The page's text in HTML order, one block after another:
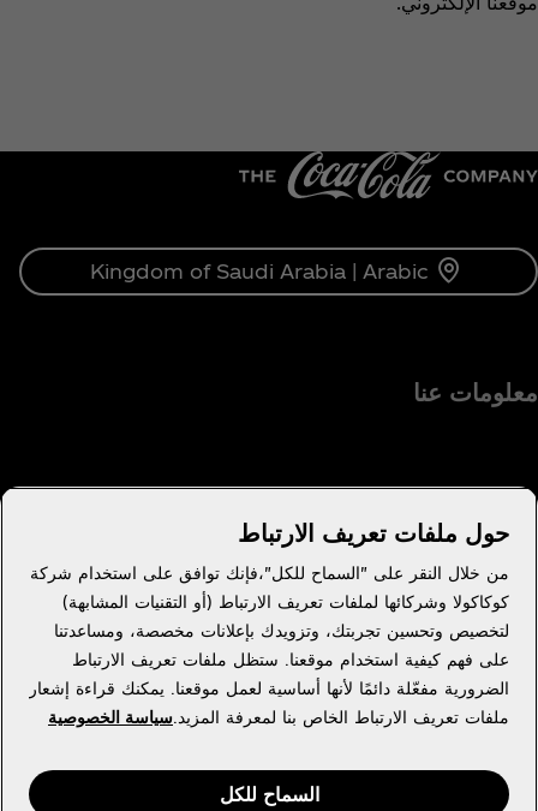
Kingdom of Saudi Arabia | Arabic
معلومات عنا
هل تحتاج إلى مساعدة؟
القانونية
حول ملفات تعريف الارتباط
من خلال النقر على "السماح للكل"،فإنك توافق على استخدام شركة
كوكاكولا وشركائها لملفات تعريف الارتباط (أو التقنيات المشابهة)
لتخصيص وتحسين تجربتك، وتزويدك بإعلانات مخصصة، ومساعدتنا
على فهم كيفية استخدام موقعنا. ستظل ملفات تعريف الارتباط
الضرورية مفعّلة دائمًا لأنها أساسية لعمل موقعنا. يمكنك قراءة إشعار
ملفات تعريف الارتباط الخاص بنا لمعرفة المزيد.سياسة الخصوصية
السماح للكل